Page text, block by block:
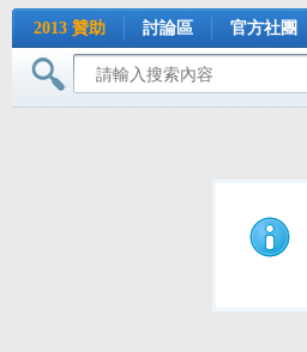
2013 贊助 討論區 官方社團